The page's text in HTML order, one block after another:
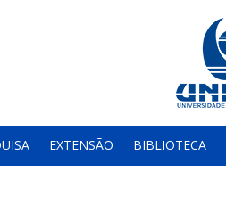
EXTENSÃO BIBLIOTECA